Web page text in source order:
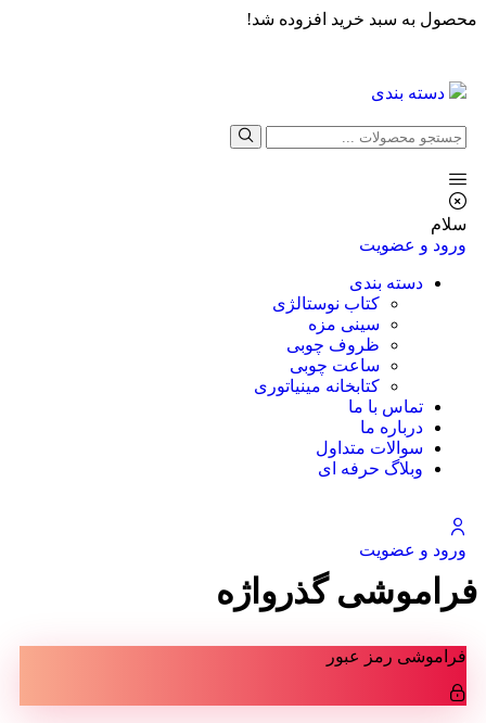
محصول به سبد خرید افزوده شد!
دسته بندی
سلام
ورود و عضویت
دسته بندی
کتاب نوستالژی
سینی مزه
ظروف چوبی
ساعت چوبی
کتابخانه مینیاتوری
تماس با ما
درباره ما
سوالات متداول
وبلاگ حرفه ای
ورود و عضویت
فراموشی گذرواژه
فراموشی رمز عبور